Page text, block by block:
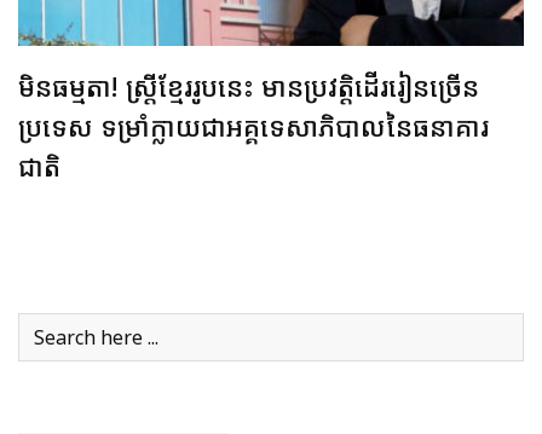
មិនធម្មតា! ស្ត្រីខ្មែររូបនេះ មានប្រវត្តិដើររៀនច្រើន
ប្រទេស ទម្រាំក្លាយជាអគ្គទេសាភិបាលនៃធនាគារ
ជាតិ